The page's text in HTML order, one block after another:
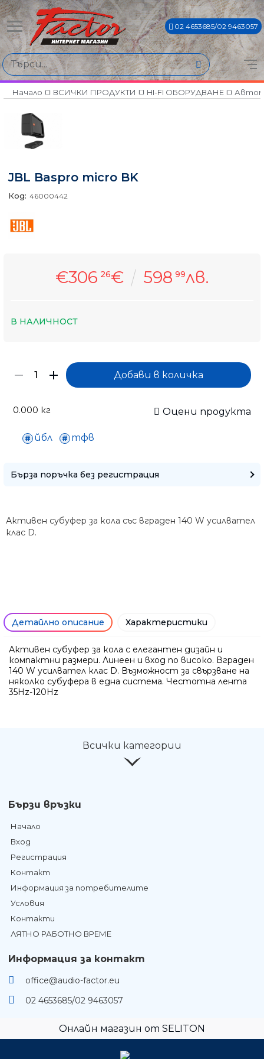
02 4653685/02 9463057
Начало ВСИЧКИ ПРОДУКТИ HI-FI ОБОРУДВАНЕ
JBL Baspro micro BK
Код: 46000442
€306 26€ 598 99лв.
В НАЛИЧНОСТ
0.000 кг Оцени продукта
йбл тфв
Бърза поръчка без регистрация Само
Активен субуфер за кола със вграден 140 W усилвател
клас D.
Детайлно описание Характеристики
Активен субуфер за кола с елегантен дизайн и
компактни размери. Линеен и вход по високо. Вграден
140 W усилвател клас D. Възможност за свързване на
няколко субуфера в една система. Честотна лента
35Hz-120Hz
Всички категории
Бързи връзки
Начало
Вход
Регистрация
Контакт
Информация за потребителите
Условия
Контакти
ЛЯТНО РАБОТНО ВРЕМЕ
Информация за контакт
office@audio-factor.eu
02 4653685/02 9463057
Онлайн магазин от SELITON